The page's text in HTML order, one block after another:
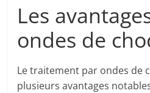
Les
ondes de
Le traitement par ondes de
plusieurs avantages